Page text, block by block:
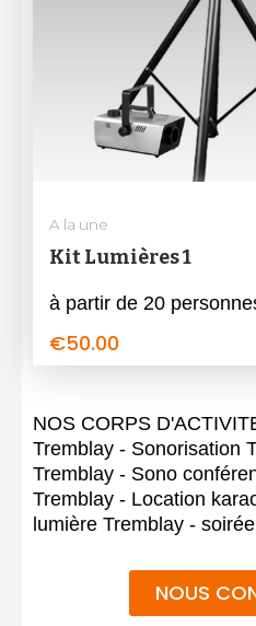
A la une
Kit Lumières 1
à partir de 20
€50.00
NOS CORPS
Tremblay - Sonorisation
Tremblay - Sono
Tremblay - Location
lumière Tremblay -
NOUS